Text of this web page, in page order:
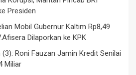
Presiden
Mobil Gubernur Kaltim Rp8,49
Dilaporkan ke KPK
Roni Fauzan Jamin Kredit Senilai
Miliar